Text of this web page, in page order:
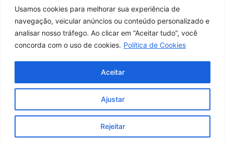
Usamos cookies para melhorar sua experiência de
navegação, veicular anúncios ou conteúdo personalizado e
analisar nosso tráfego. Ao clicar em “Aceitar tudo”, você
concorda com o uso de cookies. Política de Cookies
Ajustar
Rejeitar
Aceitar
SIGA-NOS
Fale conosco
Manaus Clima